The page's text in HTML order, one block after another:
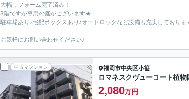
大幅リフォーム完了済み！
3階ですが専用の庭がございます★
駐車場あり♪宅配ボックスあり♪オートロックなど設備も充実しておりま
お気軽にお問い合わせください♪
中古マンション 福岡市中央区小笹
ロマネスクヴューコート植物
2,080万円